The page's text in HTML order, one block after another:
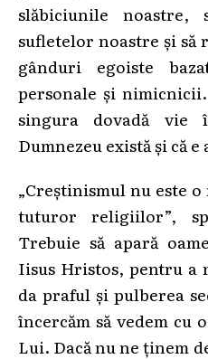
slăbiciunile noastre,
sufletelor noastre și să
gânduri egoiste
personale și
singura dovadă
Dumnezeu există și că
„Creștinismul nu este
tuturor religiilor”,
Trebuie să apară
Iisus Hristos, pentru a
da praful și pulberea
încercăm să vedem cu
Lui. Dacă nu ne ținem